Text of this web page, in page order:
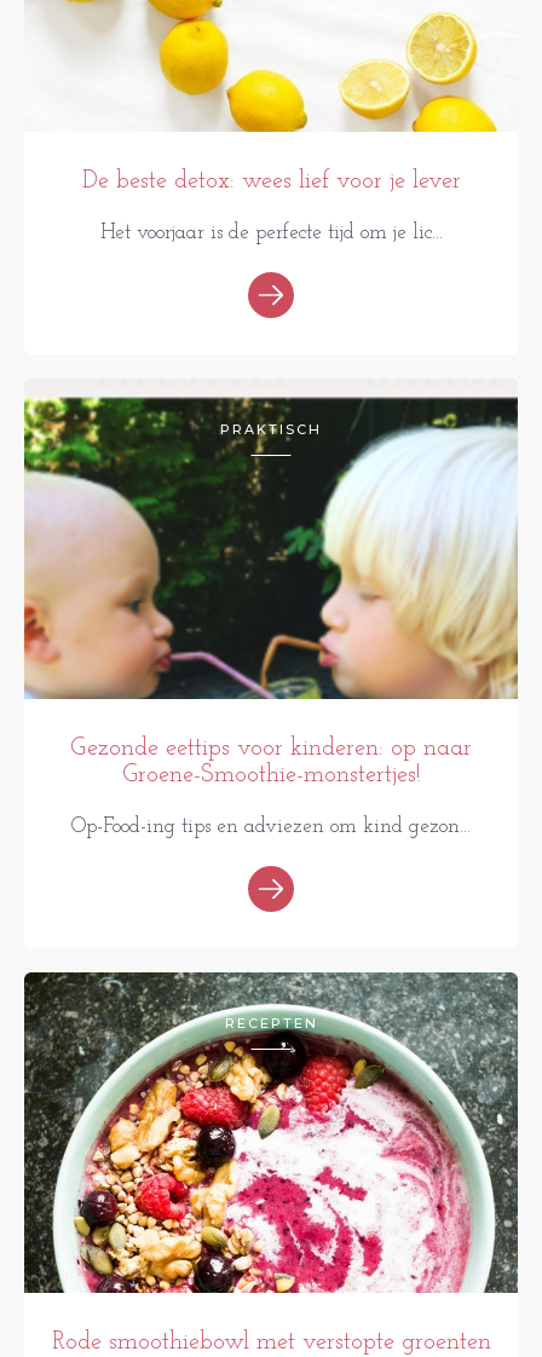
De beste detox: wees lief voor je lever
Het voorjaar is de perfecte tijd om je lic...
PRAKTISCH
Gezonde eettips voor kinderen: op naar
Groene-Smoothie-monstertjes!
Op-Food-ing tips en adviezen om kind gezon...
RECEPTEN
Rode smoothiebowl met verstopte groenten